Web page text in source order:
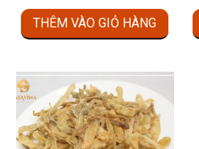
THÊM VÀO GIỎ HÀNG